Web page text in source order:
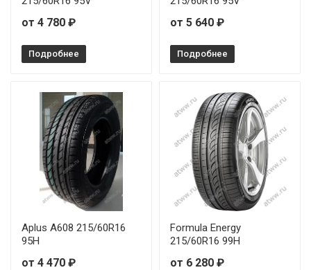
от 4 780 ₽
Подробнее
от 5 640 ₽
Подробнее
Aplus A608 215/60R16
95H
от 4 470 ₽
Formula Energy
215/60R16 99H
от 6 280 ₽